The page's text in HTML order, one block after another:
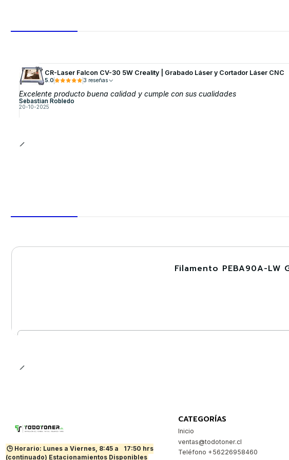
CR-Laser Falcon CV-30 5W Creality | Grabado Láser y Cortador Láser CNC
5.0 3 reseñas
Excelente producto buena calidad y cumple con sus cualidades
Sebastian Robledo
20-10-2025
Filamento PEBA90A-
🕒 Horario: Lunes a Viernes, 8:45 a
17:50 hrs
(continuado) Estacionamientos Disponibles
CATEGORÍAS
Inicio
ventas@todotoner.cl
Teléfono +56226958460